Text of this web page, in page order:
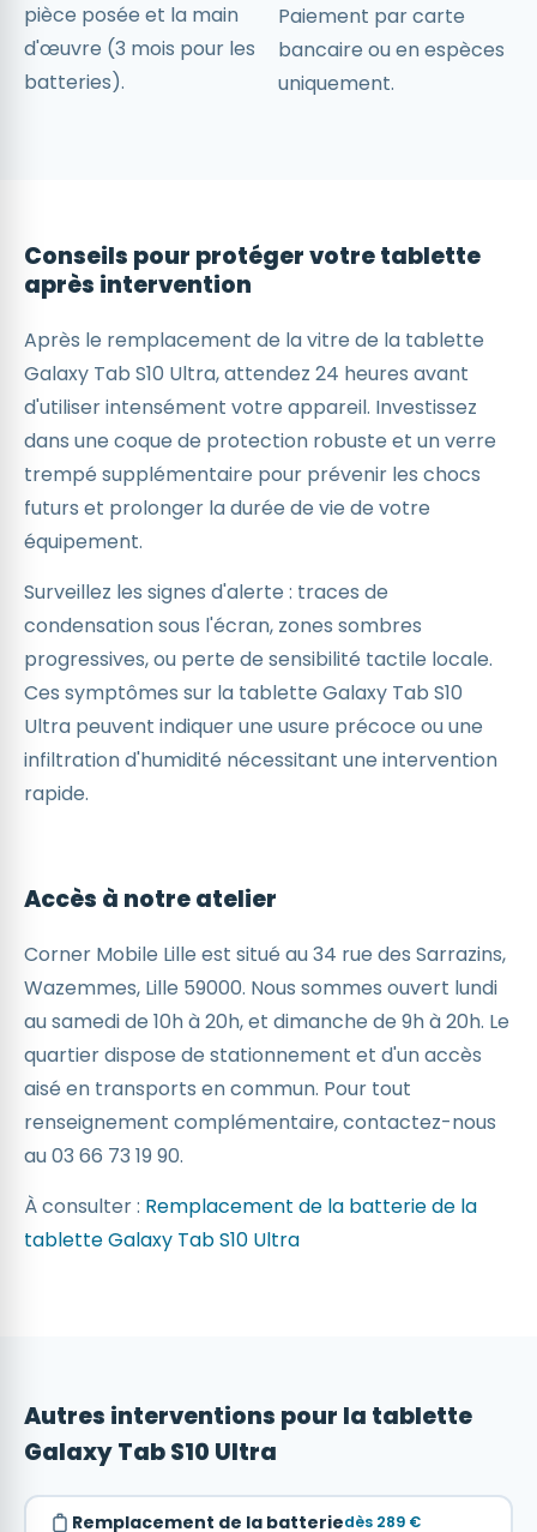
pièce posée et la main
d'œuvre (3 mois pour les
batteries).
Paiement par carte
bancaire ou en espèces
uniquement.
Conseils pour protéger votre tablette
après intervention
Après le remplacement de la vitre de la tablette
Galaxy Tab S10 Ultra, attendez 24 heures avant
d'utiliser intensément votre appareil. Investissez
dans une coque de protection robuste et un verre
trempé supplémentaire pour prévenir les chocs
futurs et prolonger la durée de vie de votre
équipement.
Surveillez les signes d'alerte : traces de
condensation sous l'écran, zones sombres
progressives, ou perte de sensibilité tactile locale.
Ces symptômes sur la tablette Galaxy Tab S10
Ultra peuvent indiquer une usure précoce ou une
infiltration d'humidité nécessitant une intervention
rapide.
Accès à notre atelier
Corner Mobile Lille est situé au 34 rue des Sarrazins,
Wazemmes, Lille 59000. Nous sommes ouvert lundi
au samedi de 10h à 20h, et dimanche de 9h à 20h. Le
quartier dispose de stationnement et d'un accès
aisé en transports en commun. Pour tout
renseignement complémentaire, contactez-nous
au 03 66 73 19 90.
À consulter : Remplacement de la batterie de la
tablette Galaxy Tab S10 Ultra
Autres interventions pour la tablette
Galaxy Tab S10 Ultra
Remplacement de la batteriedès 289 €